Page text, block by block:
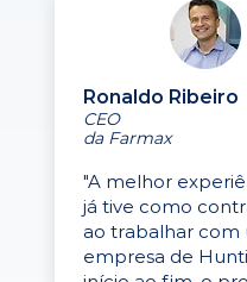
Ronaldo Ribeiro
CEO
da Farmax
"A melhor
já tive como
ao trabalhar com
empresa de